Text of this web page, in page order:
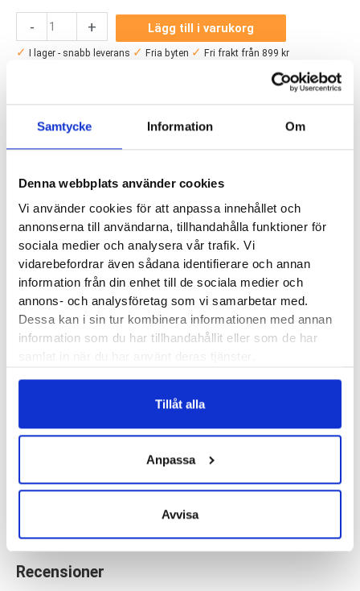
Samtycke Information Om
Denna webbplats använder cookies
Vi använder cookies för att anpassa innehållet och
annonserna till användarna, tillhandahålla funktioner för
sociala medier och analysera vår trafik. Vi
vidarebefordrar även sådana identifierare och annan
information från din enhet till de sociala medier och
annons- och analysföretag som vi samarbetar med.
Dessa kan i sin tur kombinera informationen med annan
information som du har tillhandahållit eller som de har
Tillåt alla
Anpassa
Avvisa
-
Saucony
Triumph
mängd
+
Lägg till i varukorg
✓
I lager - snabb leverans ✓ Fria byten ✓ Fri frakt från 899 kr
Produktegenskaper
Saucony Triumph 22 är toppmodellen bland Sauconys
neutrala löparsko. Med PWRRUN PB i mellansulan får du både
sagolik stötdämpning och energiåtergivning när du springer.
Triumph 22 har en relativt bred mellansula vilket ger bra
stabilitet för dina dagliga löpturer.
Vikt:286 g
Recensioner